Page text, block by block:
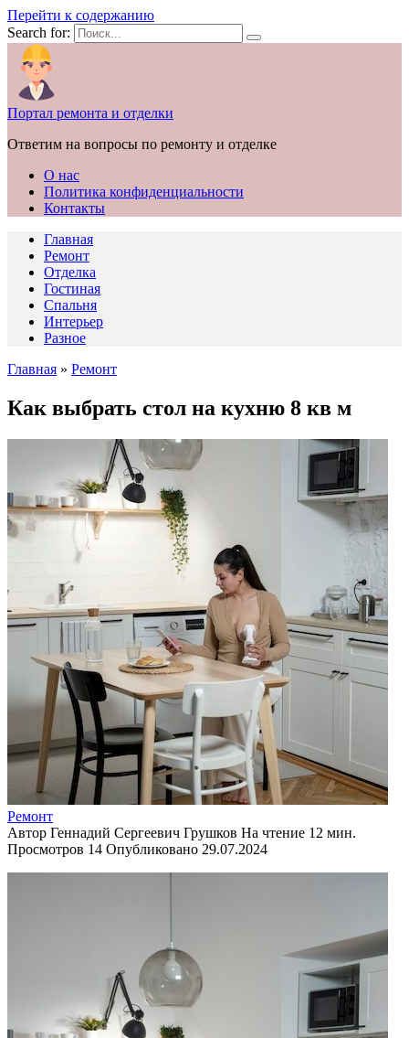
Перейти к содержанию
Search for:
Портал ремонта и отделки
Ответим на вопросы по ремонту и отделке
О нас
Политика конфиденциальности
Контакты
Главная
Ремонт
Отделка
Гостиная
Спальня
Интерьер
Разное
Главная » Ремонт
Как выбрать стол на кухню 8 кв м
Ремонт
Автор Геннадий Сергеевич Грушков На чтение 12 мин.
Просмотров 14 Опубликовано 29.07.2024